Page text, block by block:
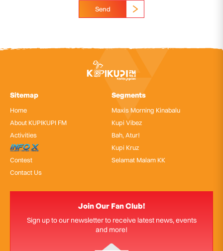
Send
Sitemap
Home
About KUPIKUPI FM
Activities
InfoX
Contest
Contact Us
Segments
Maxis Morning Kinabalu
Kupi Vibez
Bah, Atur!
Kupi Kruz
Selamat Malam KK
Join Our Fan Club!
Sign up to our newsletter to receive latest news, events
and more!